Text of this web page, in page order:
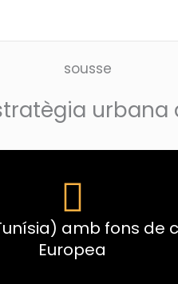
amb fons de
Europea